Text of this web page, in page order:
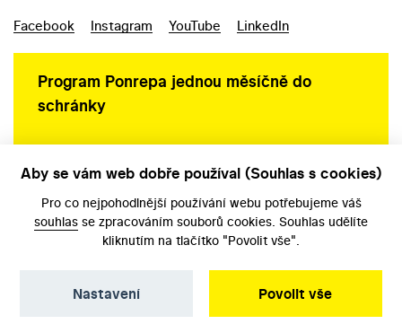
Facebook Instagram YouTube LinkedIn
Program Ponrepa jednou měsíčně do
schránky
Aby se vám web dobře používal (Souhlas s cookies)
Pro co nejpohodlnější používání webu potřebujeme váš
souhlas se zpracováním souborů cookies. Souhlas udělíte
kliknutím na tlačítko "Povolit vše".
Povolit vše
Nastavení